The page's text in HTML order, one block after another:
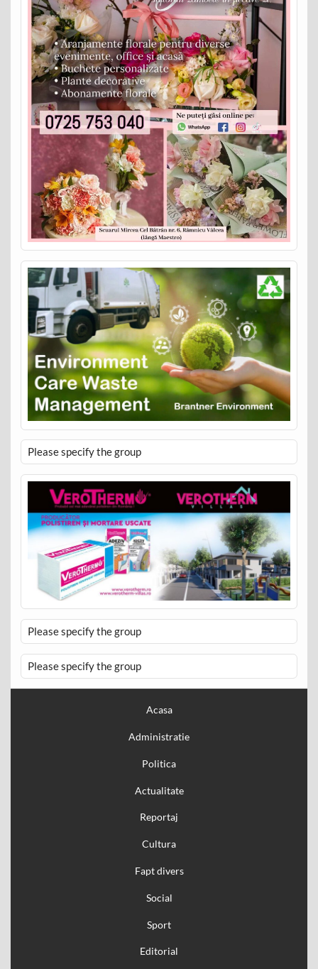
Please specify the group
Please specify the group
Please specify the group
Acasa
Administratie
Politica
Actualitate
Reportaj
Cultura
Fapt divers
Social
Sport
Editorial